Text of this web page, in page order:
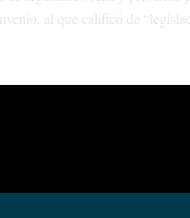
al que calificó de
presupuestario del nuevo
el CCT, “que jerarquiza
alcanzado entre el
voto a favor en tanto “no